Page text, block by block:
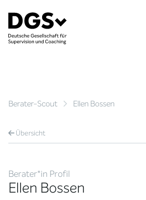
Berater-Scout Ellen Bossen
Übersicht
Berater*in Profil
Ellen Bossen